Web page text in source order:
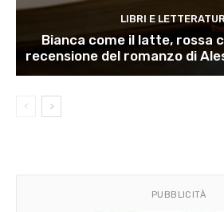
LIBRI E
Bianca come il latte, rossa
recensione del romanzo di
PUBBLICITÀ